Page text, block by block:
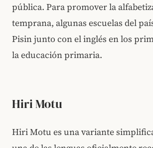
pública. Para promover la
temprana, algunas escuelas del
Pisin junto con el inglés en los
la educación primaria.
Hiri Motu
Hiri Motu es una variante